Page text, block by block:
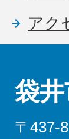
アク
袋
〒437-